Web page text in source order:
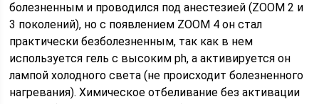
болезненным и проводился под анестезией (ZOOM 2 и
3 поколений), но с появлением ZOOM 4 он стал
практически безболезненным, так как в нем
используется гель с высоким ph, а активируется он
лампой холодного света (не происходит болезненного
нагревания). Химическое отбеливание без активации